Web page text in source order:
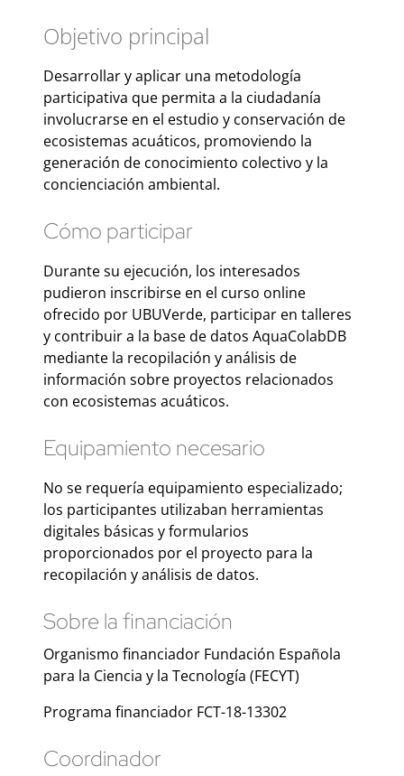
Objetivo principal
Desarrollar y aplicar una metodología
participativa que permita a la ciudadanía
involucrarse en el estudio y conservación de
ecosistemas acuáticos, promoviendo la
generación de conocimiento colectivo y la
concienciación ambiental.
Cómo participar
Durante su ejecución, los interesados
pudieron inscribirse en el curso online
ofrecido por UBUVerde, participar en talleres
y contribuir a la base de datos AquaColabDB
mediante la recopilación y análisis de
información sobre proyectos relacionados
con ecosistemas acuáticos.
Equipamiento necesario
No se requería equipamiento especializado;
los participantes utilizaban herramientas
digitales básicas y formularios
proporcionados por el proyecto para la
recopilación y análisis de datos.
Sobre la financiación
Organismo financiador Fundación Española
para la Ciencia y la Tecnología (FECYT)
Programa financiador FCT-18-13302
Coordinador